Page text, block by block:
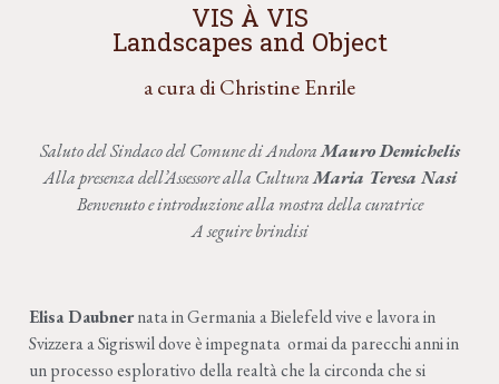
VIS À VIS
Landscapes and Object
a cura di Christine Enrile
Saluto del Sindaco del Comune di AndoraMauro Demichelis
Alla presenza dell’Assessore alla CulturaMaria Teresa Nasi
Benvenuto e introduzione alla mostra della curatrice
A seguire brindisi
Elisa Daubnernata in Germania a Bielefeld vive e lavora in
Svizzera a Sigriswil dove è impegnata ormai da parecchi anni in
un processo esplorativo della realtà che la circonda che si